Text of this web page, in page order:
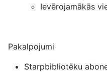
Ievērojamākās
Pakalpojumi
Starpbibliotēku